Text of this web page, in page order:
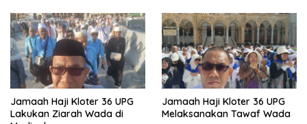
Jamaah Haji Kloter 36 UPG
Lakukan Ziarah Wada di
Jamaah Haji Kloter 36 UPG
Melaksanakan Tawaf Wada